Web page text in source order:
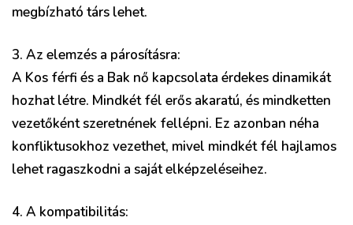
megbízható társ lehet.
3. Az elemzés a párosításra:
A Kos férfi és a Bak nő kapcsolata érdekes dinamikát
hozhat létre. Mindkét fél erős akaratú, és mindketten
vezetőként szeretnének fellépni. Ez azonban néha
konfliktusokhoz vezethet, mivel mindkét fél hajlamos
lehet ragaszkodni a saját elképzeléseihez.
4. A kompatibilitás: